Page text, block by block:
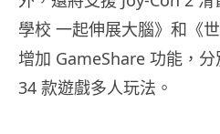
學校 一起伸展大腦》和《
增加 GameShare 功能，
34 款遊戲多人玩法。